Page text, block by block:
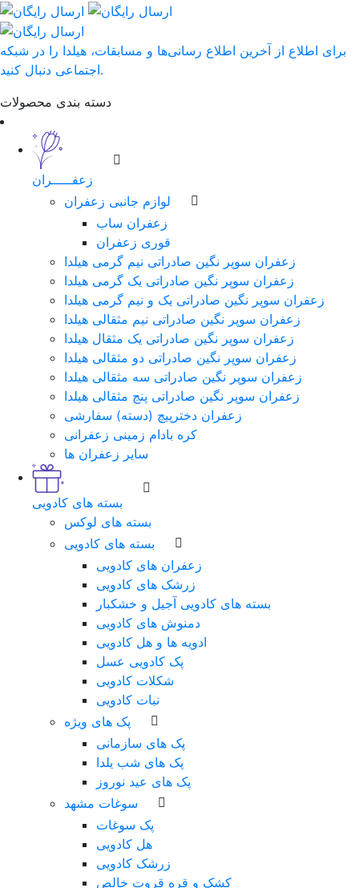
برای اطلاع از آخرین اطلاع رسانی‌ها و مسابقات، هیلدا را در شبکه
اجتماعی دنبال کنید.
دسته بندی محصولات
زعفـــــران
لوازم جانبی زعفران
زعفران ساب
قوری زعفران
زعفران سوپر نگین صادراتی نیم گرمی هیلدا
زعفران سوپر نگین صادراتی یک گرمی هیلدا
زعفران سوپر نگین صادراتی یک و نیم گرمی هیلدا
زعفران سوپر نگین صادراتی نیم مثقالی هیلدا
زعفران سوپر نگین صادراتی یک مثقال هیلدا
زعفران سوپر نگین صادراتی دو مثقالی هیلدا
زعفران سوپر نگین صادراتی سه مثقالی هیلدا
زعفران سوپر نگین صادراتی پنج مثقالی هیلدا
زعفران دخترپیچ (دسته) سفارشی
کره بادام زمینی زعفرانی
سایر زعفران ها
بسته های کادویی
بسته های لوکس
بسته های کادویی
زعفران های کادویی
زرشک های کادویی
بسته های کادویی آجیل و خشکبار
دمنوش های کادویی
ادویه ها و هل کادویی
پک کادویی عسل
شکلات کادویی
نبات کادویی
پک های ویژه
پک های سازمانی
پک های شب یلدا
پک های عید نوروز
سوغات مشهد
پک سوغات
هل کادویی
زرشک کادویی
کشک و قره قروت خالص